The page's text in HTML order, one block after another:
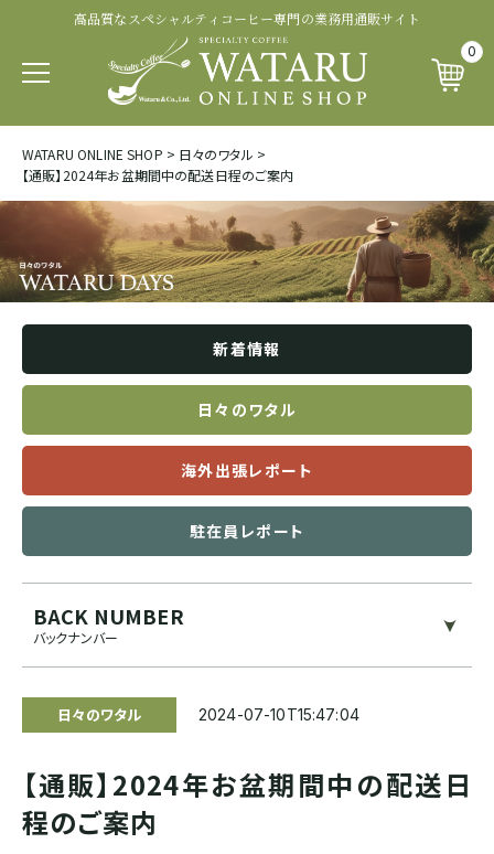
高品質なスペシャルティコーヒー専門の業務用通販サイト
0
WATARU ONLINE SHOP > 日々のワタル >
【通販】2024年お盆期間中の配送日程のご案内
新着情報
日々のワタル
海外出張レポート
駐在員レポート
BACK NUMBER
バックナンバー
日々のワタル 2024-07-10T15:47:04
【通販】2024年お盆期間中の配送日
程のご案内
品種から探す
ブルボン
モカ系
その他希少種
生産国から探す
イエメン
ケニア
ルワンダ
CENTRAL AMERICA
グアテマラ
コスタリカ
商品ランクから探す
スペシャルティコーヒー
生産処理から探す
ナチュラル
アナエロビック系プロセス
ドライハル
その他独自プロセス
認証・その他から探す
レインフォレスト・アライアンス認証
カップ・オブ・エクセレンス等
プライベートオークション
ソーシャルプロジェクト